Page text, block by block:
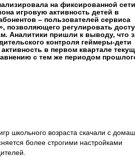
на фиксированной сети
игровую активность детей в
– пользователей сервиса
позволяющего регулировать
Аналитики пришли к выводу, что
контроля геймеры-дети
в первом квартале
с тем же периодом
школьного возраста скачали с
более строгими настройками